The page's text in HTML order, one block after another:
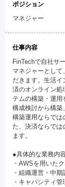
ポジション
マネジャー
仕事内容
FinTechで自社サ
マネジャーとし
だきます。生活
済のオンライン処
テムの構築・運
構成検討から構築
構築運用ならでは
た、決済ならで
ます。
●具体的な業務内
・AWSを用いた
・組織運営・中
・キャパシティ